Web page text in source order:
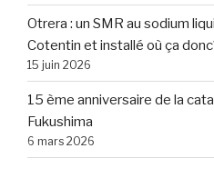
Otrera : un SMR au sodium
Cotentin et installé où ça
15 juin 2026
15 ème anniversaire de la
Fukushima
6 mars 2026